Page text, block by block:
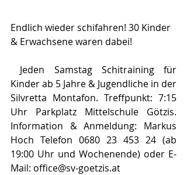
Endlich wieder schifahren! 30 Kinder
& Erwachsene waren dabei!
Kinder ab 5 Jahre & Jugendliche in der
Silvretta Montafon. Treffpunkt: 7:15
Uhr Parkplatz Mittelschule Götzis.
Information & Anmeldung: Markus
Hoch Telefon 0680 23 453 24 (ab
19:00 Uhr und Wochenende) oder E-
Mail: office@sv-goetzis.at